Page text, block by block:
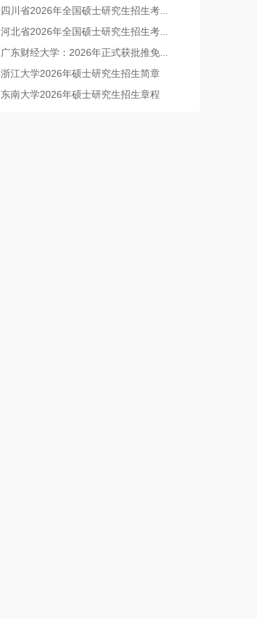
四川省2026年全国硕士研究生招生考...
河北省2026年全国硕士研究生招生考...
广东财经大学：2026年正式获批推免...
浙江大学2026年硕士研究生招生简章
东南大学2026年硕士研究生招生章程